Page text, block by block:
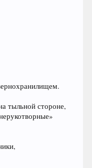
тыльной стороне,